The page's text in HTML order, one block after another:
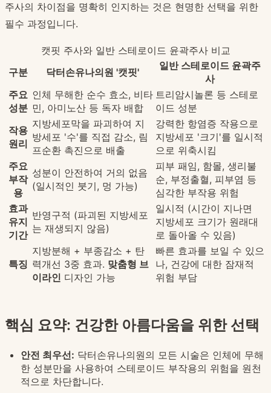
주사의 차이점을 명확히 인지하는 것은 현명한 선택을 위한
필수 과정입니다.
캣핏 주사와 일반 스테로이드 윤곽주사 비교
구분
닥터손유나의원 '캣핏'
일반 스테로이드 윤곽주
사
주요
성분
인체 무해한 순수 효소, 비타
민, 아미노산 등 독자 배합
트리암시놀론 등 스테로
이드 성분
작용
원리
지방세포막을 파괴하여 지
방세포 '수'를 직접 감소, 림
프순환 촉진으로 배출
강력한 항염증 작용으로
지방세포 '크기'를 일시적
으로 위축시킴
주요
부작
용
성분이 안전하여 거의 없음
(일시적인 붓기, 멍 가능)
피부 패임, 함몰, 생리불
순, 부정출혈, 피부염 등
심각한 부작용 위험
효과
유지
기간
반영구적 (파괴된 지방세포
는 재생되지 않음)
일시적 (시간이 지나면
지방세포 크기가 원래대
로 돌아올 수 있음)
특징
지방분해 + 부종감소 + 탄
력개선 3중 효과. 맞춤형 브
이라인 디자인 가능
빠른 효과를 보일 수 있으
나, 건강에 대한 잠재적
위험 부담
핵심 요약: 건강한 아름다움을 위한 선택
안전 최우선: 닥터손유나의원의 모든 시술은 인체에 무해
한 성분만을 사용하여 스테로이드 부작용의 위험을 원천
적으로 차단합니다.